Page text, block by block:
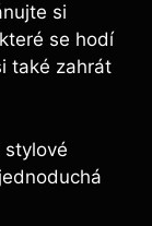
si
se hodí
také zahrát
stylové